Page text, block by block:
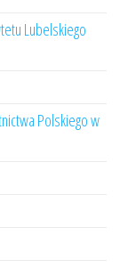
Lubelskiego
Polskiego w